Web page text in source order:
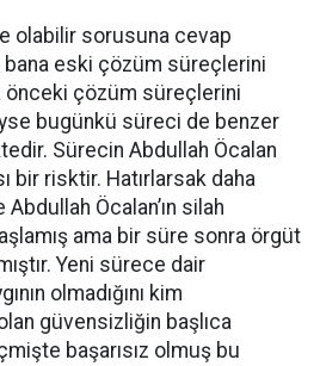
olabilir sorusuna cevap
bana eski çözüm süreçlerini
önceki çözüm süreçlerini
bugünkü süreci de benzer
Sürecin Abdullah Öcalan
bir risktir. Hatırlarsak daha
Öcalan’ın silah
ama bir süre sonra örgüt
Yeni sürece dair
olmadığını kim
güvensizliğin başlıca
başarısız olmuş bu